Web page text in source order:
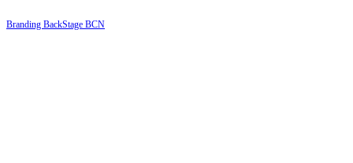
Branding BackStage BCN